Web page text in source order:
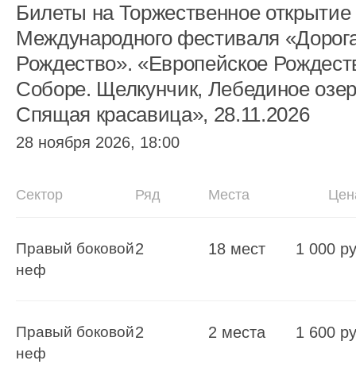
Билеты на Торжественное открытие
Международного фестиваля
Рождество». «Европейское
Соборе. Щелкунчик, Лебединое
Спящая красавица», 28.11.2026
28 ноября 2026, 18:00
Сектор Ряд Места
Правый боковой
неф
2 18 мест 1 000
Правый боковой
неф
2 2 места 1 600